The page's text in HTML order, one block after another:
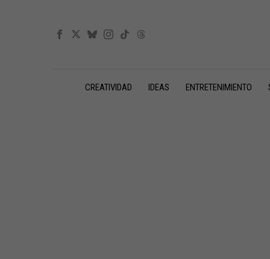
CREATIVIDAD IDEAS ENTRETENIMIENTO